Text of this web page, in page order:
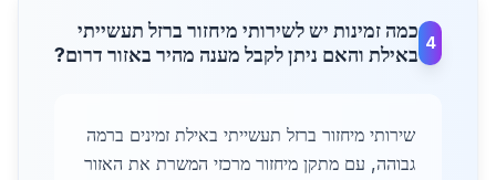
4
כמה זמינות יש לשירותי מיחזור ברזל תעשייתי
באילת והאם ניתן לקבל מענה מהיר באזור דרום?
שירותי מיחזור ברזל תעשייתי באילת זמינים ברמה
גבוהה, עם מתקן מיחזור מרכזי המשרת את האזור